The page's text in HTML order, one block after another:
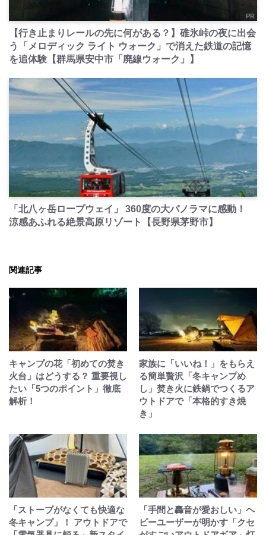
PR
【行き止まりレールの先に何がある？】碓氷峠の夜に出会
う「メロディック ライト ウォーク」で消えた鉄道の記憶
を追体験【群馬県安中市「廃線ウォーク」】
PR
「北八ヶ岳ロープウェイ」 360度の大パノラマに感動！
涼感あふれる絶景高原リゾート【長野県茅野市】
関連記事
キャンプの花「初めての焚き
火台」はどうする？ 重要視し
たい「5つのポイント」徹底
解析！
家族に「いいね！」をもらえ
る簡単贅沢「冬キャンプめ
し」焚き火に鉄鍋でつくるア
ウトドアで「本格的すき焼
き」
「ストーブがなくても快適な
冬キャンプ」！ アウトドアで
「手間と轟音が愛おしい」ヘ
ビーユーザーが明かす「クセ